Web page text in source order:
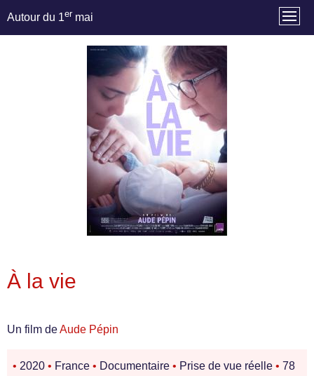
Autour du 1er mai
À la vie
Un film deAude Pépin
• 2020 • France • Documentaire • Prise de vue réelle • 78